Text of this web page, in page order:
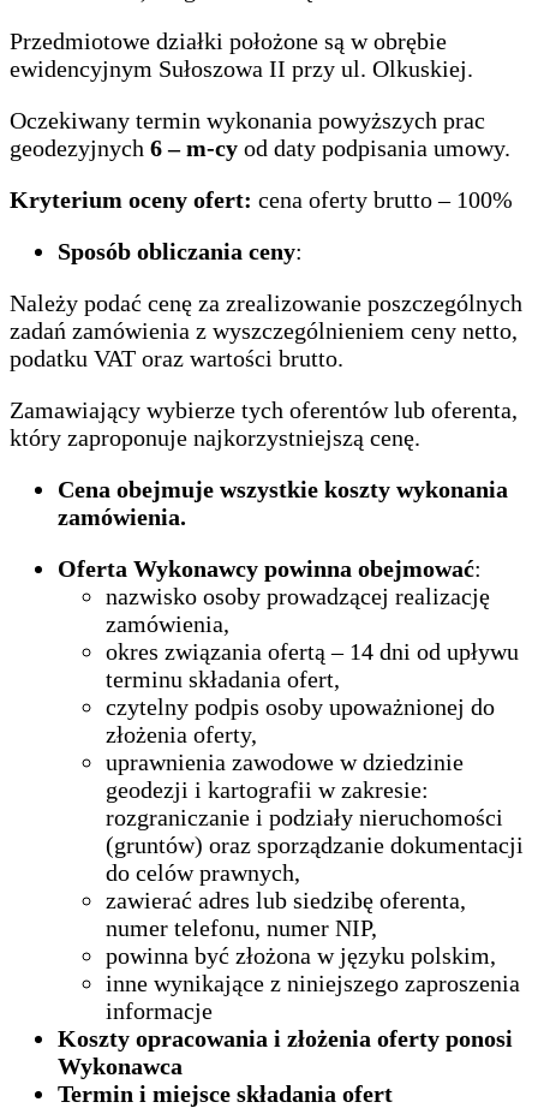
Przedmiotowe działki położone są w obrębie
ewidencyjnym Sułoszowa II przy ul. Olkuskiej.
Oczekiwany termin wykonania powyższych prac
geodezyjnych 6– m-cy od daty podpisania umowy.
Kryterium oceny ofert: cena oferty brutto – 100%
Sposób obliczania ceny:
Należy podać cenę za zrealizowanie poszczególnych
zadań zamówienia z wyszczególnieniem ceny netto,
podatku VAT oraz wartości brutto.
Zamawiający wybierze tych oferentów lub oferenta,
który zaproponuje najkorzystniejszą cenę.
Cena obejmuje wszystkie koszty wykonania
zamówienia.
Oferta Wykonawcy powinna obejmować:
nazwisko osoby prowadzącej realizację
zamówienia,
okres związania ofertą – 14 dni od upływu
terminu składania ofert,
czytelny podpis osoby upoważnionej do
złożenia oferty,
uprawnienia zawodowe w dziedzinie
geodezji i kartografii w zakresie:
rozgraniczanie i podziały nieruchomości
(gruntów) oraz sporządzanie dokumentacji
do celów prawnych,
zawierać adres lub siedzibę oferenta,
numer telefonu, numer NIP,
powinna być złożona w języku polskim,
inne wynikające z niniejszego zaproszenia
informacje
Koszty opracowania i złożenia oferty ponosi
Wykonawca
Termin i miejsce składania ofert